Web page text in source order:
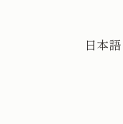
日本語